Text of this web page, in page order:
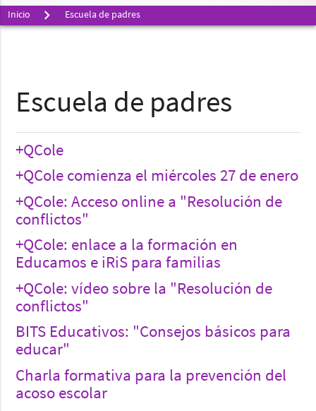
Inicio Escuela de padres
Escuela de padres
+QCole
+QCole comienza el miércoles 27 de enero
+QCole: Acceso online a "Resolución de
conflictos"
+QCole: enlace a la formación en
Educamos e iRiS para familias
+QCole: vídeo sobre la "Resolución de
conflictos"
BITS Educativos: "Consejos básicos para
educar"
Charla formativa para la prevención del
acoso escolar